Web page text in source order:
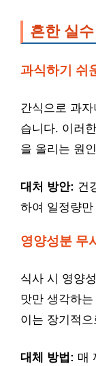
흔한 실
과식하기 쉬
간식으로 과
습니다. 이러
을 올리는 원
대처 방안: 건
하여 일정량
영양성분 무
식사 시 영양
맛만 생각하
이는 장기적
대체 방법: 매